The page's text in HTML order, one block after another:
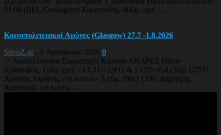
01/08 (BEL/Oordegem) Χαρατσίδης, 400μ. εμπ. -...
Κοινοπολιτειακοί Αγώνες (Glasgow) 27.7 -1.8.2026
StivoZ.gr - 1 Αυγούστου 2026 0
-> Αποτελέσματα Συμμετοχές Κύπρου ΑΝΔΡΕΣ Μίλαν
Τράικοβιτς, 110μ. εμπ. - 13.31/+2,9 Q & 13.32/+0,4 (3ος) {27/7}
Χρίστος Ταμάνης, επί κοντώ - 5,10μ. (9ος) {1/8} Δημήτρης
Χριστοφή, επί κοντώ -...